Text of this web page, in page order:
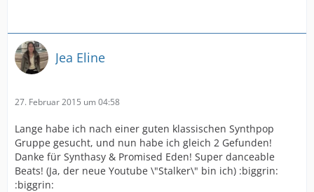
Jea Eline
27. Februar 2015 um 04:58
Lange habe ich nach einer guten klassischen Synthpop
Gruppe gesucht, und nun habe ich gleich 2 Gefunden!
Danke für Synthasy & Promised Eden! Super danceable
Beats! (Ja, der neue Youtube \"Stalker\" bin ich) :biggrin:
:biggrin: